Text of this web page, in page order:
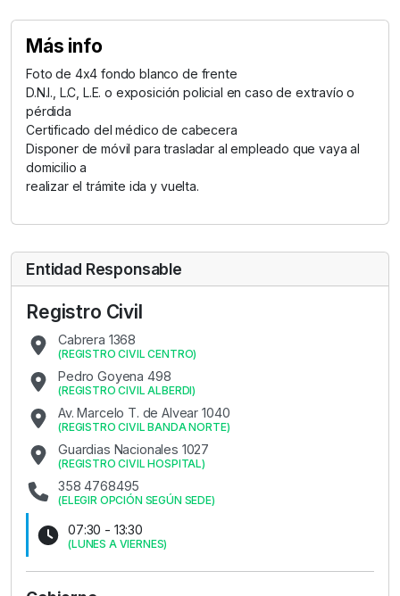
Más info
Foto de 4x4 fondo blanco de frente
D.N.I., L.C, L.E. o exposición policial en caso de extravío o
pérdida
Certificado del médico de cabecera
Disponer de móvil para trasladar al empleado que vaya al
domicilio a
realizar el trámite ida y vuelta.
Entidad Responsable
Registro Civil
Cabrera 1368
(REGISTRO CIVIL CENTRO)
Pedro Goyena 498
(REGISTRO CIVIL ALBERDI)
Av. Marcelo T. de Alvear 1040
(REGISTRO CIVIL BANDA NORTE)
Guardias Nacionales 1027
(REGISTRO CIVIL HOSPITAL)
358 4768495
(ELEGIR OPCIÓN SEGÚN SEDE)
07:30 - 13:30
(LUNES A VIERNES)